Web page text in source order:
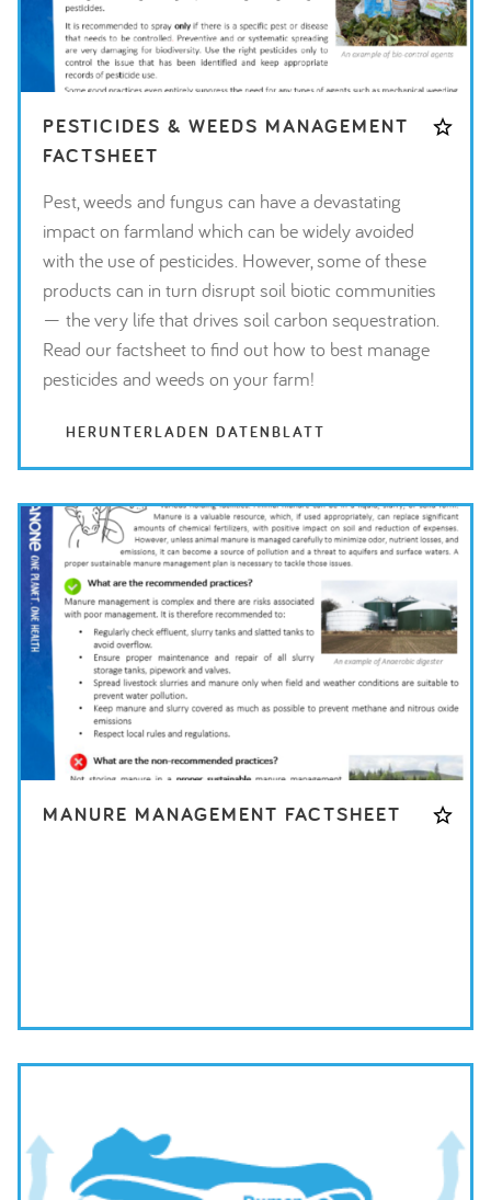
PESTICIDES & WEEDS MANAGEMENT
FACTSHEET
Pest, weeds and fungus can have a devastating
impact on farmland which can be widely avoided
with the use of pesticides. However, some of these
products can in turn disrupt soil biotic communities
— the very life that drives soil carbon sequestration.
Read our factsheet to find out how to best manage
pesticides and weeds on your farm!
HERUNTERLADEN DATENBLATT
MANURE MANAGEMENT FACTSHEET